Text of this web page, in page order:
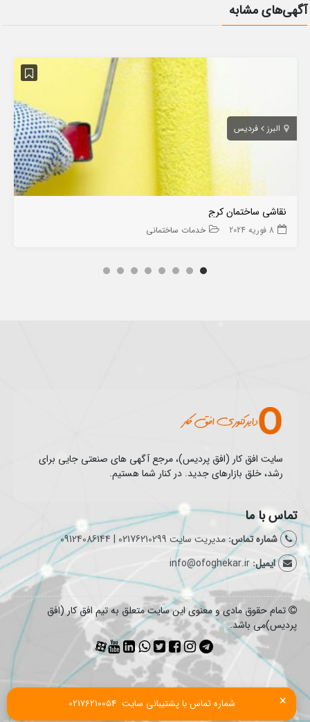
آگهی‌های مشابه
البرز فردیس
نقاشی ساختمان‌ کرج
8 فوریه 2024 خدمات ساختمانی
سایت افق کار (افق پردیس)، مرجع آگهی های صنعتی جایی برای
رشد، خلق بازارهای جدید. در کنار شما هستیم.
تماس با ما
شماره تماس:مدیریت سایت 02176210299 | 09124086144
ایمیل:info@ofoghekar.ir
تمام حقوق مادی و معنوی این سایت متعلق به تیم افق کار (افق
پردیس)می باشد.
شماره تماس با پشتیبانی سایت  02176210054 ×